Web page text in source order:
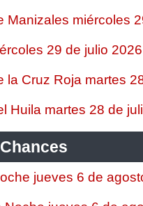
Manizales miércoles
29 de julio 2026
la Cruz Roja martes
Huila martes 28 de
jueves 6 de